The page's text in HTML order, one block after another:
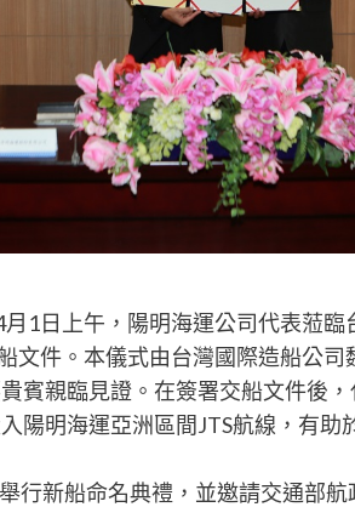
月1日上午，陽明海運公司代表蒞
文件。本儀式由台灣國際造船公
賓親臨見證。在簽署交船文件後
陽明海運亞洲區間JTS航線，有助
行新船命名典禮，並邀請交通部